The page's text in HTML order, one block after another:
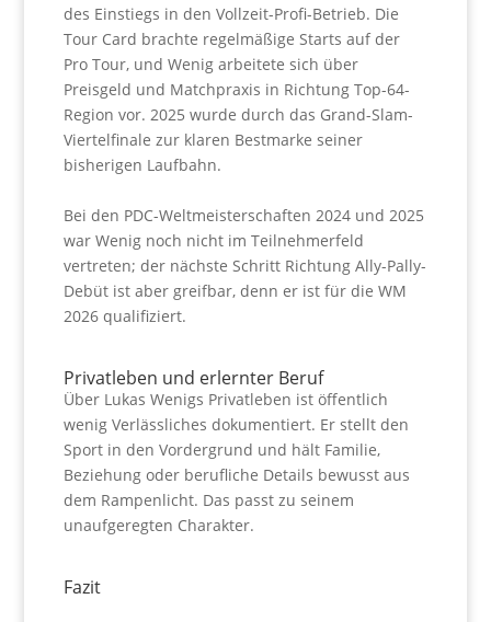
des Einstiegs in den Vollzeit-Profi-Betrieb. Die
Tour Card brachte regelmäßige Starts auf der
Pro Tour, und Wenig arbeitete sich über
Preisgeld und Matchpraxis in Richtung Top-64-
Region vor. 2025 wurde durch das Grand-Slam-
Viertelfinale zur klaren Bestmarke seiner
bisherigen Laufbahn.
Bei den PDC-Weltmeisterschaften 2024 und 2025
war Wenig noch nicht im Teilnehmerfeld
vertreten; der nächste Schritt Richtung Ally-Pally-
Debüt ist aber greifbar, denn er ist für die WM
2026 qualifiziert.
Privatleben und erlernter Beruf
Über Lukas Wenigs Privatleben ist öffentlich
wenig Verlässliches dokumentiert. Er stellt den
Sport in den Vordergrund und hält Familie,
Beziehung oder berufliche Details bewusst aus
dem Rampenlicht. Das passt zu seinem
unaufgeregten Charakter.
Fazit